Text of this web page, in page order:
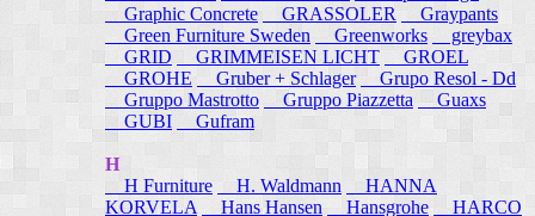
Graphic Concrete
GRASSOLER
Graypants
Green Furniture Sweden
Greenworks
greybax
GRID
GRIMMEISEN LICHT
GROEL
GROHE
Gruber + Schlager
Grupo Resol - Dd
Gruppo Mastrotto
Gruppo Piazzetta
Guaxs
GUBI
Gufram
H
H Furniture
H. Waldmann
HANNA
KORVELA
Hans Hansen Hansgrohe HARCO